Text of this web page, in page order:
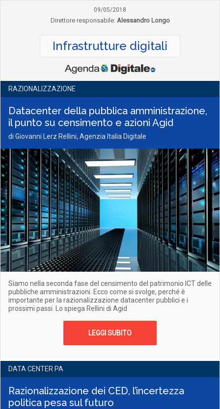
09/05/2018
Direttore responsabile: Alessandro Longo
Infrastrutture digitali
RAZIONALIZZAZIONE
Datacenter della pubblica amministrazione,
il punto su censimento e azioni Agid
di Giovanni Lerz Rellini, Agenzia Italia Digitale
Siamo nella seconda fase del censimento del patrimonio ICT delle
pubbliche amministrazioni. Ecco come si svolge, perché è
importante per la razionalizzazione datacenter pubblici e i
prossimi passi. Lo spiega Rellini di Agid
LEGGI SUBITO
DATA CENTER PA
Razionalizzazione dei CED, l’incertezza
politica pesa sul futuro